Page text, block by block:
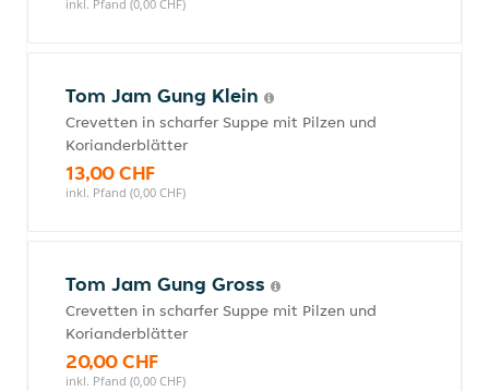
inkl. Pfand (0,00 CHF)
Tom Jam Gung Klein
Crevetten in scharfer Suppe mit Pilzen und
Korianderblätter
13,00 CHF
inkl. Pfand (0,00 CHF)
Tom Jam Gung Gross
Crevetten in scharfer Suppe mit Pilzen und
Korianderblätter
20,00 CHF
inkl. Pfand (0,00 CHF)